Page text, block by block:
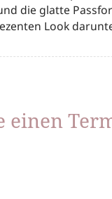
die glatte
Look
einen